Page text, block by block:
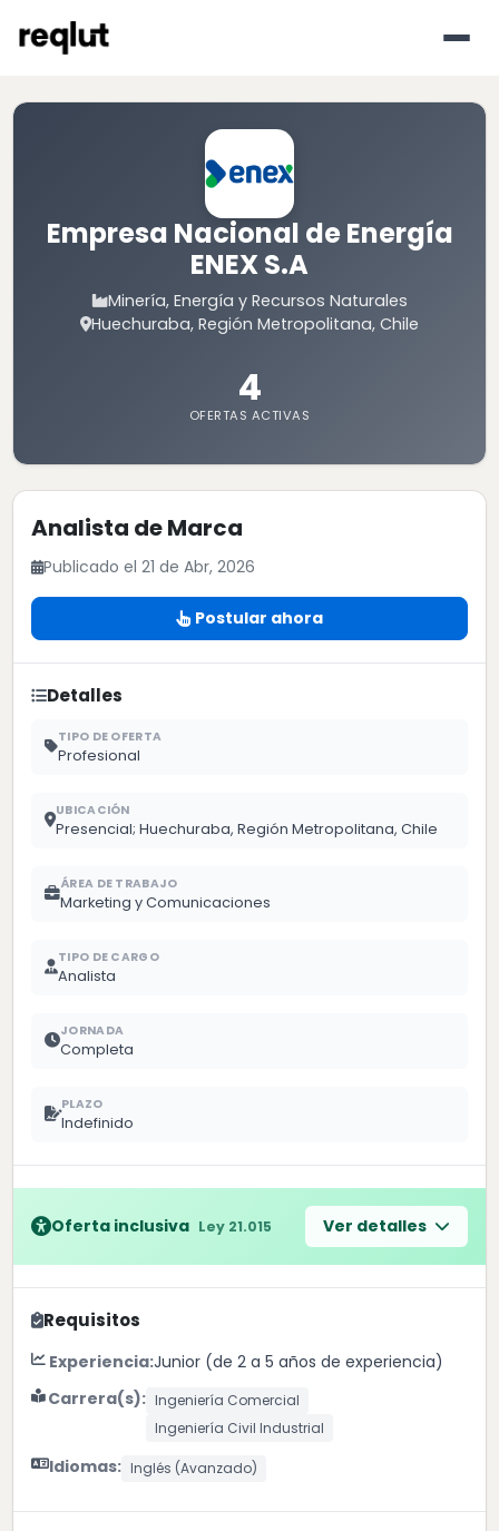
Empresa Nacional de Energía
ENEX S.A
Minería, Energía y Recursos Naturales
Huechuraba, Región Metropolitana, Chile
4
OFERTAS ACTIVAS
Analista de Marca
Publicado el 21 de Abr, 2026
Postular ahora
Detalles
TIPO DE OFERTA
Profesional
UBICACIÓN
Presencial; Huechuraba, Región Metropolitana, Chile
ÁREA DE TRABAJO
Marketing y Comunicaciones
TIPO DE CARGO
Analista
JORNADA
Completa
PLAZO
Indefinido
Oferta inclusiva Ley 21.015 Ver detalles
Requisitos
Experiencia:Junior (de 2 a 5 años de experiencia)
Carrera(s): Ingeniería Comercial
Ingeniería Civil Industrial
Idiomas: Inglés (Avanzado)